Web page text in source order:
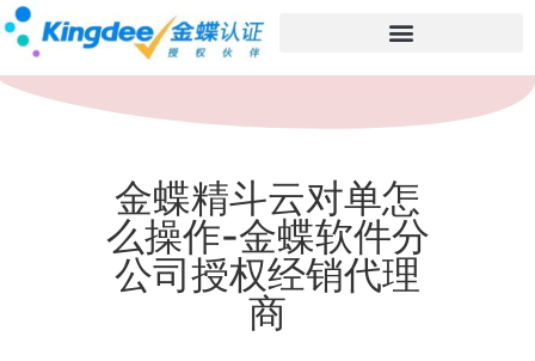
金蝶精斗云对单怎
么操作-金蝶软件分
公司授权经销代理
商